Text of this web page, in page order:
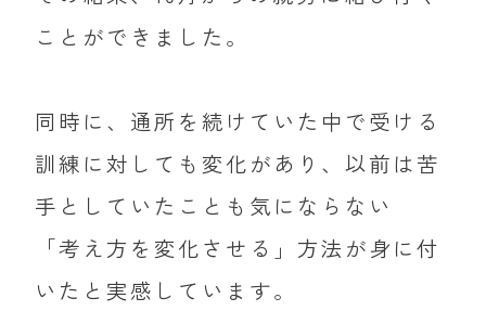
ことができました。
同時に、通所を続けていた中で受ける
訓練に対しても変化があり、以前は苦
手としていたことも気にならない
「考え方を変化させる」方法が身に付
いたと実感しています。